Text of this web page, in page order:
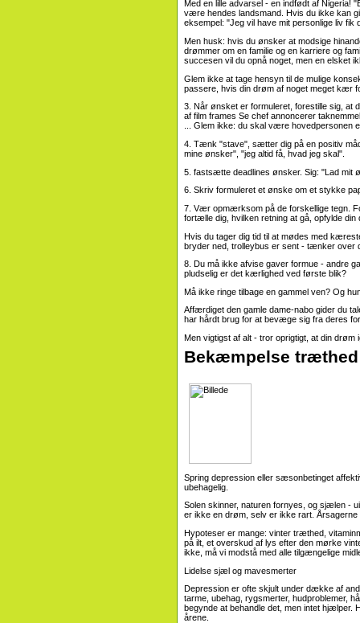
Med en lille advarsel - en indfødt af Nigeria!
være hendes landsmand. Hvis du ikke kan
eksempel: "Jeg vil have mit personlige liv fik
Men husk: hvis du ønsker at modsige
drømmer om en familie og en karriere og
succesen vil du opnå noget, men en elsket
Glem ikke at tage hensyn til de mulige
passere, hvis din drøm af noget meget kær
3. Når ønsket er formuleret, forestille sig, at
af film frames Se chef annoncerer
... Glem ikke: du skal være hovedpersonen
4. Tænk "stave", sætter dig på en positiv
mine ønsker", "jeg altid få, hvad jeg skal".
5. fastsætte deadlines ønsker. Sig: "Lad mit
6. Skriv formuleret et ønske om et stykke
7. Vær opmærksom på de forskellige tegn.
fortælle dig, hvilken retning at gå, opfylde din
Hvis du tager dig tid til at mødes med
bryder ned, trolleybus er sent - tænker over
8. Du må ikke afvise gaver formue - andre
pludselig er det kærlighed ved første blik?
Må ikke ringe tilbage en gammel ven? Og
Affærdiget den gamle dame-nabo gider du
har hårdt brug for at bevæge sig fra deres
Men vigtigst af alt - tror oprigtigt, at din drøm
Bekæmpelse
Spring depression eller sæsonbetinget
ubehagelig.
Solen skinner, naturen fornyes, og sjælen -
er ikke en drøm, selv er ikke rart.
Hypoteser er mange: vinter træthed,
på ilt, et overskud af lys efter den mørke
ikke, må vi modstå med alle tilgængelige
Lidelse sjæl og mavesmerter
Depression er ofte skjult under dække af
tarme, ubehag, rygsmerter, hudproblemer,
begynde at behandle det, men intet hjælper.
årene.